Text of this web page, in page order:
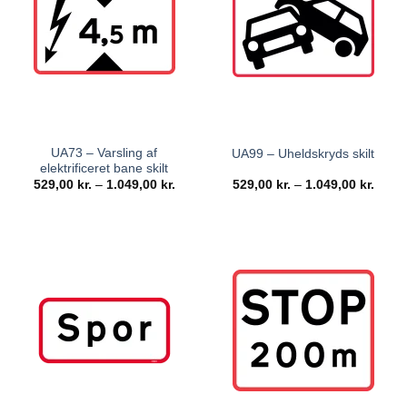
UA73 – Varsling af
elektrificeret bane skilt
529,00 kr. – 1.049,00 kr.
UA99 – Uheldskryds skilt
529,00 kr. – 1.049,00 kr.